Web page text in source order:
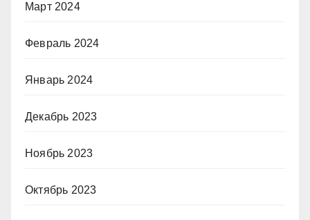
Март 2024
Февраль 2024
Январь 2024
Декабрь 2023
Ноябрь 2023
Октябрь 2023